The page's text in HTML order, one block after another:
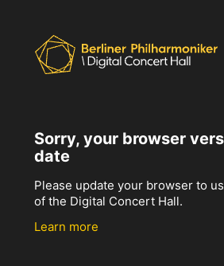
Sorry, your browser
date
Please update your browser to
of the Digital Concert Hall.
Learn more